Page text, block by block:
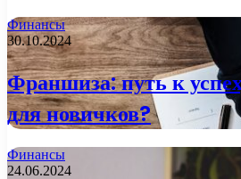
Финансы
30.10.2024
Франшиза: путь к
для новичков?
Финансы
24.06.2024